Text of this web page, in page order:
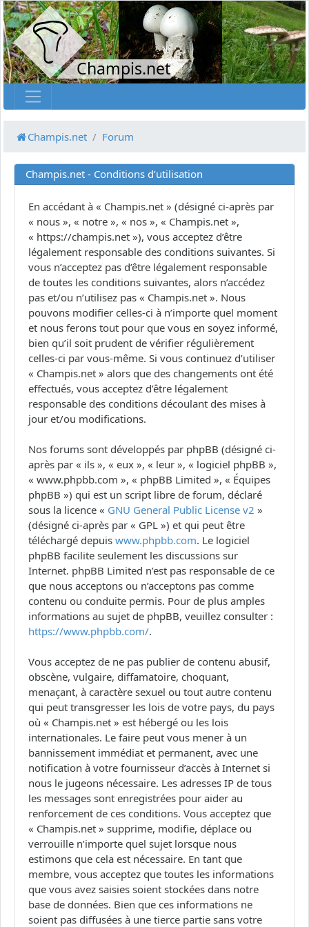
Champis.net
Champis.net Forum
Champis.net - Conditions d’utilisation
En accédant à « Champis.net » (désigné ci-après par
« nous », « notre », « nos », « Champis.net »,
« https://champis.net »), vous acceptez d’être
légalement responsable des conditions suivantes. Si
vous n’acceptez pas d’être légalement responsable
de toutes les conditions suivantes, alors n’accédez
pas et/ou n’utilisez pas « Champis.net ». Nous
pouvons modifier celles-ci à n’importe quel moment
et nous ferons tout pour que vous en soyez informé,
bien qu’il soit prudent de vérifier régulièrement
celles-ci par vous-même. Si vous continuez d’utiliser
« Champis.net » alors que des changements ont été
effectués, vous acceptez d’être légalement
responsable des conditions découlant des mises à
jour et/ou modifications.
Nos forums sont développés par phpBB (désigné ci-
après par « ils », « eux », « leur », « logiciel phpBB »,
« www.phpbb.com », « phpBB Limited », « Équipes
phpBB ») qui est un script libre de forum, déclaré
sous la licence « GNU General Public License v2 »
(désigné ci-après par « GPL ») et qui peut être
téléchargé depuis www.phpbb.com. Le logiciel
phpBB facilite seulement les discussions sur
Internet. phpBB Limited n’est pas responsable de ce
que nous acceptons ou n’acceptons pas comme
contenu ou conduite permis. Pour de plus amples
informations au sujet de phpBB, veuillez consulter :
https://www.phpbb.com/.
Vous acceptez de ne pas publier de contenu abusif,
obscène, vulgaire, diffamatoire, choquant,
menaçant, à caractère sexuel ou tout autre contenu
qui peut transgresser les lois de votre pays, du pays
où « Champis.net » est hébergé ou les lois
internationales. Le faire peut vous mener à un
bannissement immédiat et permanent, avec une
notification à votre fournisseur d’accès à Internet si
nous le jugeons nécessaire. Les adresses IP de tous
les messages sont enregistrées pour aider au
renforcement de ces conditions. Vous acceptez que
« Champis.net » supprime, modifie, déplace ou
verrouille n’importe quel sujet lorsque nous
estimons que cela est nécessaire. En tant que
membre, vous acceptez que toutes les informations
que vous avez saisies soient stockées dans notre
base de données. Bien que ces informations ne
soient pas diffusées à une tierce partie sans votre